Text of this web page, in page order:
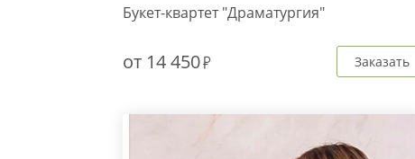
Букет-квартет "Драматургия"
от 14 450 Заказать